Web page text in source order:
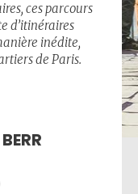
ces parcours
d’itinéraires
inédite,
de Paris.